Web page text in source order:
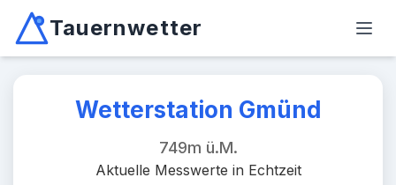
Tauernwetter
Unabhängiger Wetterdienst für Kärnten, Osttirol &
Wetterstation Gmünd
749m ü.M.
Aktuelle Messwerte in Echtzeit